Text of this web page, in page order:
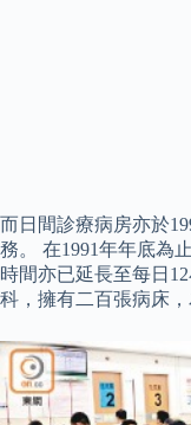
而日間診療病房亦於
務。 在1991年年底為
時間亦已延長至每日
科，擁有二百張病床